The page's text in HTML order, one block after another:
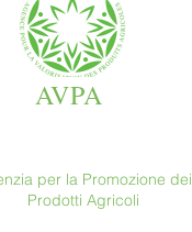
AVPA
per la Promozione dei
Prodotti Agricoli